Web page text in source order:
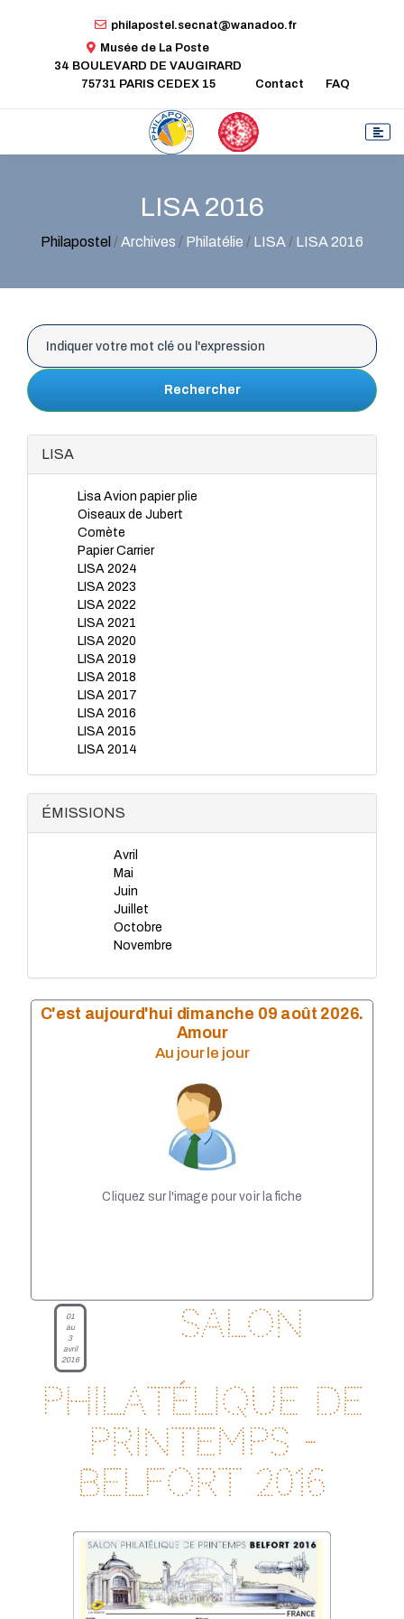
philapostel.secnat@wanadoo.fr
Musée de La Poste
34 BOULEVARD DE VAUGIRARD
75731 PARIS CEDEX 15
Contact FAQ
LISA 2016
Philapostel /Archives / Philatélie / LISA / LISA 2016
Rechercher
LISA
Lisa Avion papier plie
Oiseaux de Jubert
Comète
Papier Carrier
LISA 2024
LISA 2023
LISA 2022
LISA 2021
LISA 2020
LISA 2019
LISA 2018
LISA 2017
LISA 2016
LISA 2015
LISA 2014
LISA 2010
LISA 2008
LISA 2007
LISA 2006
LISA 2005
LISA 2002
LISA 2003
LISA 2000
LISA 1999
ÉMISSIONS
Avril
Mai
Juin
Juillet
Octobre
Novembre
C'est aujourd'hui dimanche 09 août 2026.
Amour
Au jour le jour
Cliquez sur l'image pour voir la fiche
01
au
3
avril
2016
Salon
philatélique de
printemps -
Belfort 2016